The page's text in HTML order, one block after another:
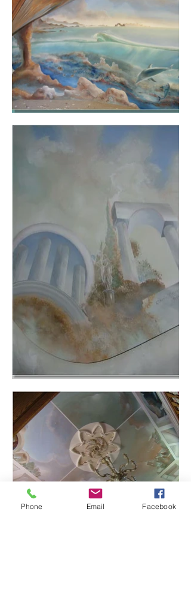
Phone Email Facebook